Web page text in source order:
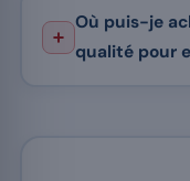
Où puis-je
qualité pour